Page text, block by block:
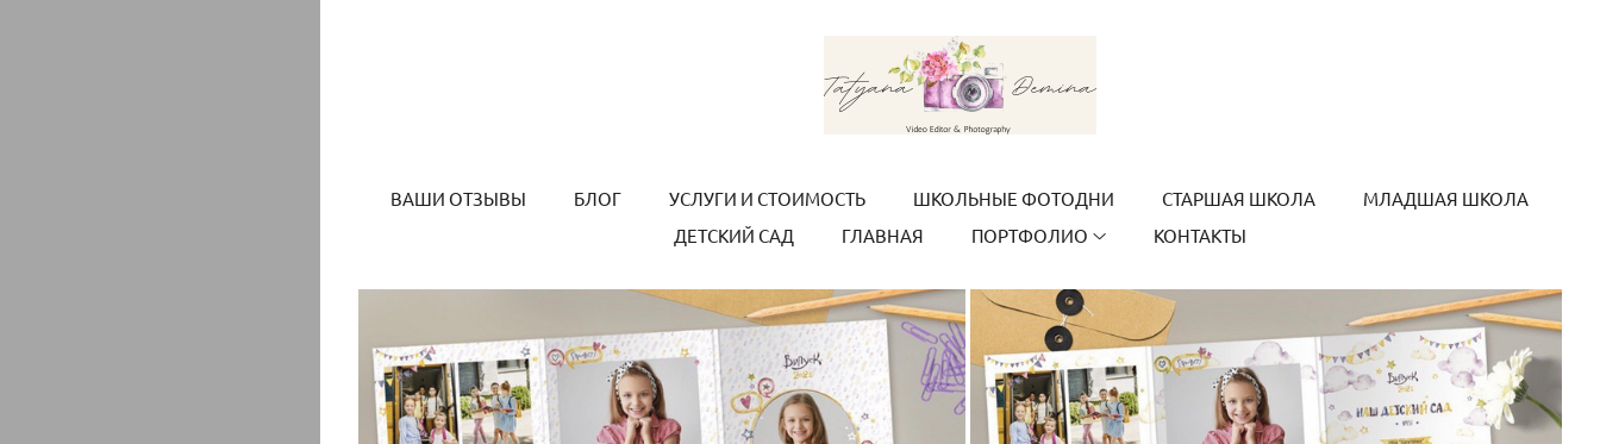
ВАШИ ОТЗЫВЫ БЛОГ УСЛУГИ И СТОИМОСТЬ ШКОЛЬНЫЕ ФОТОДНИ СТАРШАЯ ШКОЛА
МЛАДШАЯ ШКОЛА
ДЕТСКИЙ САД
ГЛАВНАЯ ПОРТФОЛИО КОНТАКТЫ